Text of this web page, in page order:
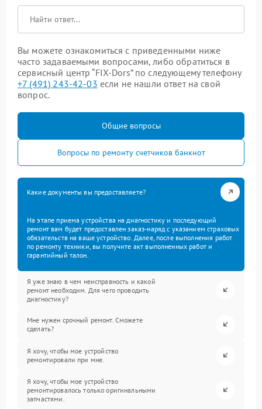
Вы можете ознакомиться с приведенными ниже
часто задаваемыми вопросами, либо обратиться в
сервисный центр “FIX-Dors” по следующему телефону
+7 (491) 243-42-03 если не нашли ответ на свой
вопрос.
Общие вопросы
Вопросы по ремонту счетчиков банкнот
Какие документы вы предоставляете?
На этапе приема устройства на диагностику и последующий
ремонт вам будет предоставлен заказ-наряд с указанием страховых
обязательств на ваше устройство. Далее, после выполнения работ
по ремонту техники, вы получите акт выполненных работ и
гарантийный талон.
Я уже знаю в чем неисправность и какой
ремонт необходим. Для чего проводить
диагностику?
Мне нужен срочный ремонт. Сможете
сделать?
Я хочу, чтобы мое устройство
ремонтировали при мне.
Я хочу, чтобы мое устройство
ремонтировалось только оригинальными
запчастями.